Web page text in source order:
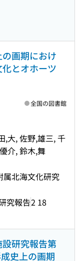
画期におけ
とオホーツ
,大, 佐野,雄三, 千
介, 鈴木,舞
属北海文化研究
究報告2 18
全国の図書館
研究報告第
史上の画期